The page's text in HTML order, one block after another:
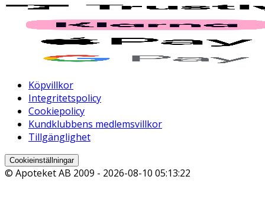
Köpvillkor
Integritetspolicy
Cookiepolicy
Kundklubbens medlemsvillkor
Tillgänglighet
Cookieinställningar
© Apoteket AB 2009 - 2026-08-10 05:13:22